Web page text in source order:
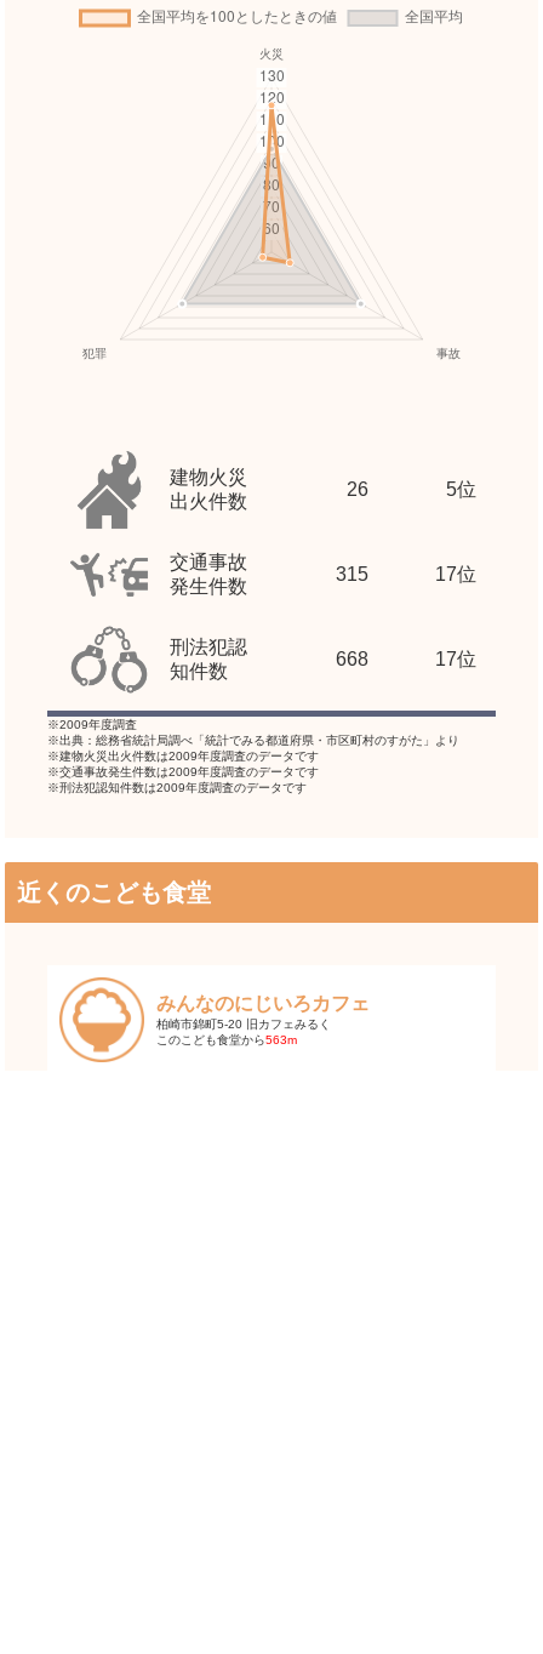
建物火災
出火件数
26 5位
交通事故
発生件数
315 17位
刑法犯認
知件数
668 17位
※2009年度調査
※出典：総務省統計局調べ「統計でみる都道府県・市区町村のすがた」より
※建物火災出火件数は2009年度調査のデータです
※交通事故発生件数は2009年度調査のデータです
※刑法犯認知件数は2009年度調査のデータです
近くのこども食堂
みんなのにじいろカフェ
柏崎市錦町5-20 旧カフェみるく
このこども食堂から563m